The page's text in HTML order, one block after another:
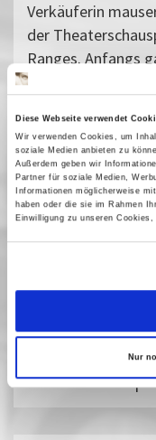
Diese Webseite verwendet
Wir verwenden Cookies, um
soziale Medien anbieten zu
Außerdem geben wir
Partner für soziale Medien,
Informationen möglicherweise
haben oder die sie im Rahmen
Einwilligung zu unseren
Nur
Verkäuferin
der
Ranges. Anfangs
Leinwandauftritte,
Nach circa
In der Rolle eines
Gustav Diessl,
Wieder an der
selbst der Star in
Kaiser(D 1939).
Unser Dank gilt
10 März 2016|